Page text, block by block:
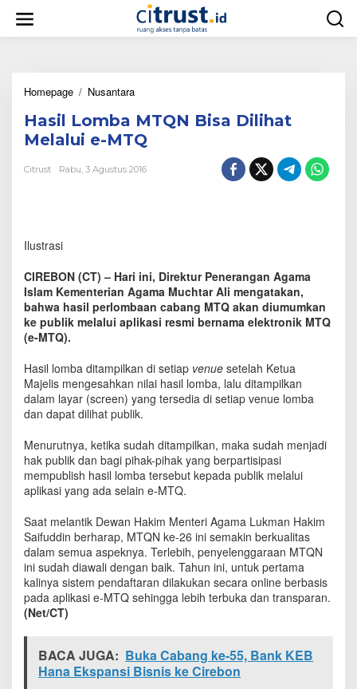
w
Homepage / Nusantara
s
i
l
L
o
N
B
i
s
i
i
h
a
M
e
l
a
u
i
e
-
M
T
Hasil Lomba MTQN Bisa Dilihat
Melalui e-MTQ
Citrust Rabu, 3 Agustus 2016
Ilustrasi
CIREBON (CT) – Hari ini, Direktur Penerangan Agama
Islam Kementerian Agama Muchtar Ali mengatakan,
bahwa hasil perlombaan cabang MTQ akan diumumkan
ke publik melalui aplikasi resmi bernama elektronik MTQ
(e-MTQ).
Hasil lomba ditampilkan di setiap venue setelah Ketua
Majelis mengesahkan nilai hasil lomba, lalu ditampilkan
dalam layar (screen) yang tersedia di setiap venue lomba
dan dapat dilihat publik.
Menurutnya, ketika sudah ditampilkan, maka sudah menjadi
hak publik dan bagi pihak-pihak yang berpartisipasi
mempublish hasil lomba tersebut kepada publik melalui
aplikasi yang ada selain e-MTQ.
Saat melantik Dewan Hakim Menteri Agama Lukman Hakim
Saifuddin berharap, MTQN ke-26 ini semakin berkualitas
dalam semua aspeknya. Terlebih, penyelenggaraan MTQN
ini sudah diawali dengan baik. Tahun ini, untuk pertama
kalinya sistem pendaftaran dilakukan secara online berbasis
pada aplikasi e-MTQ sehingga lebih terbuka dan transparan.
(Net/CT)
BACA JUGA: Buka Cabang ke-55, Bank KEB
Hana Ekspansi Bisnis ke Cirebon